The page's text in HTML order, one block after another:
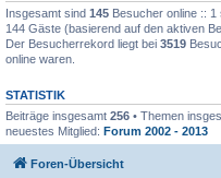
Insgesamt sind 145 Besucher online ::
144 Gäste (basierend auf den aktiven
Der Besucherrekord liegt bei 3519
online waren.
STATISTIK
Beiträge insgesamt 256 • Themen
neuestes Mitglied: Forum 2002 - 2013
Foren-Übersicht